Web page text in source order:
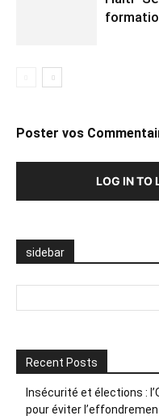
Poster vos
LOG IN TO
sidebar
Recent Posts
Insécurité et élections :
pour éviter